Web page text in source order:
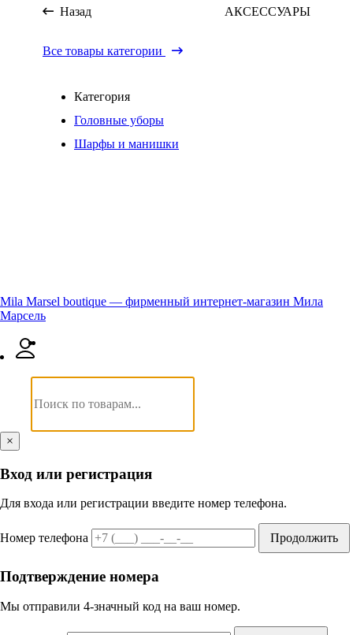
Назад АКСЕССУАРЫ
Все товары категории
Категория
Головные уборы
Шарфы и манишки
Mila Marsel boutique — фирменный интернет-магазин Мила
Марсель
×
Вход или регистрация
Для входа или регистрации введите номер телефона.
Номер телефона Продолжить
Подтверждение номера
Мы отправили 4‑значный код на ваш номер.